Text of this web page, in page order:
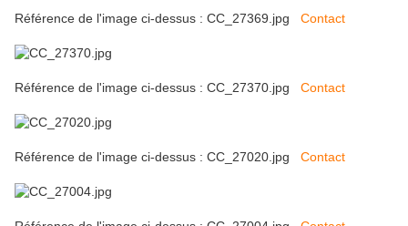
Référence de l'image ci-dessus : CC_27369.jpg Contact
Référence de l'image ci-dessus : CC_27370.jpg Contact
Référence de l'image ci-dessus : CC_27020.jpg Contact